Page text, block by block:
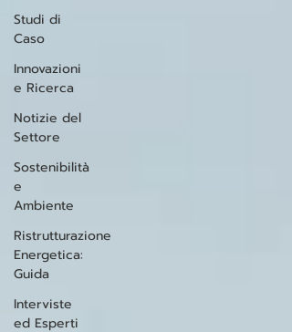
Studi di
Caso
Innovazioni
e Ricerca
Notizie del
Settore
Sostenibilità
e
Ambiente
Ristrutturazione
Energetica:
Guida
Interviste
ed Esperti